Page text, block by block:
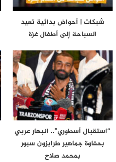
شبكات | أحواض بدائية تعيد
السباحة إلى أطفال غزة
“استقبال أسطوري”.. انبهار عربي
بحفاوة جماهير طرابزون سبور
بمحمد صلاح